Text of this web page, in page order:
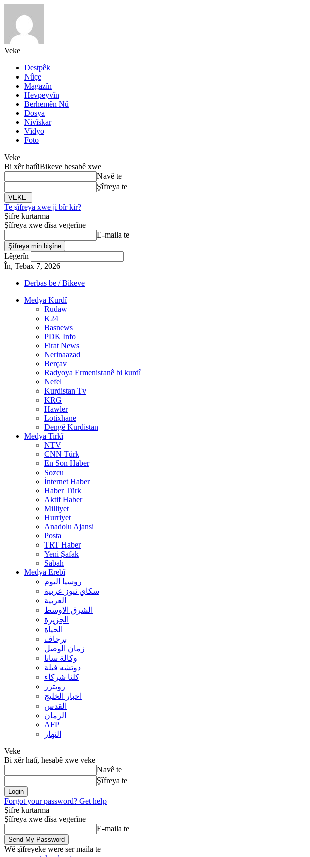
Veke
Destpêk
Nûçe
Magazîn
Hevpeyvîn
Berhemên Nû
Dosya
Nivîskar
Vîdyo
Foto
Veke
Bi xêr hatî!Bikeve hesabê xwe
Navê te
Şîfreya te
Te şîfreya xwe ji bîr kir?
Şifre kurtarma
Şîfreya xwe dîsa vegerîne
E-maila te
Lêgerîn
În, Tebax 7, 2026
Derbas be / Bikeve
Medya Kurdî
Rudaw
K24
Basnews
PDK Info
Firat News
Nerinaazad
Berçav
Radyoya Ermenistanê bi kurdî
Nefel
Kurdistan Tv
KRG
Hawler
Lotixhane
Dengê Kurdistan
Medya Tirkî
NTV
CNN Türk
En Son Haber
Sozcu
İnternet Haber
Haber Türk
Aktif Haber
Milliyet
Hurriyet
Anadolu Ajansi
Posta
TRT Haber
Yeni Şafak
Sabah
Medya Erebî
روسیا الیوم
سكاي نيوز عربية
العربية
الشرق الاوسط
الجزيرة
الحیاة
برجاف
زمان الوصل
وکالة سانا
دوتشه فیلة
کلنا شرکاء
رويترز
اخبار الخلیج
القدس
الزمان
AFP
النهار
Veke
Bi xêr hatî, hesabê xwe veke
Navê te
Şîfreya te
Forgot your password? Get help
Şifre kurtarma
Şîfreya xwe dîsa vegerîne
E-maila te
Wê şîfreyeke were ser maila te